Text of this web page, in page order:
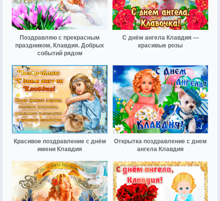
Поздравляю с прекрасным
праздником, Клавдия. Добрых
событий рядом
С днём ангела Клавдия —
красивые розы
Красивое поздравление с днём
имени Клавдия
Открытка поздравление с днем
ангела Клавдия